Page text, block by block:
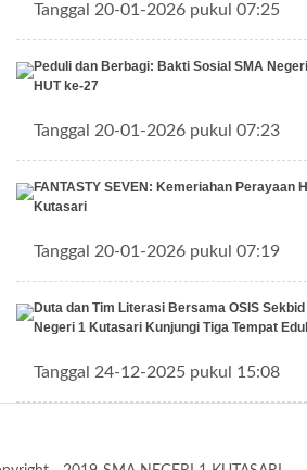
Tanggal 20-01-2026 pukul 07:25
Peduli dan Berbagi: Bakti Sosial SMA
HUT ke-27
Tanggal 20-01-2026 pukul 07:23
FANTASTY SEVEN: Kemeriahan Perayaan
Kutasari
Tanggal 20-01-2026 pukul 07:19
Duta dan Tim Literasi Bersama OSIS
Negeri 1 Kutasari Kunjungi Tiga Tempat
Tanggal 24-12-2025 pukul 15:08